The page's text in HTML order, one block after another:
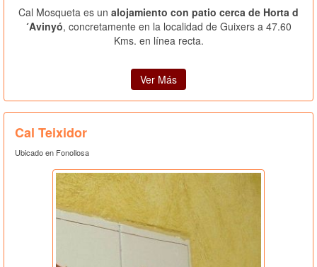
Cal Mosqueta es un alojamiento con patio cerca de Horta d
´Avinyó, concretamente en la localidad de Guixers a 47.60
Kms. en línea recta.
Ver Más
Cal Teixidor
Ubicado en Fonollosa